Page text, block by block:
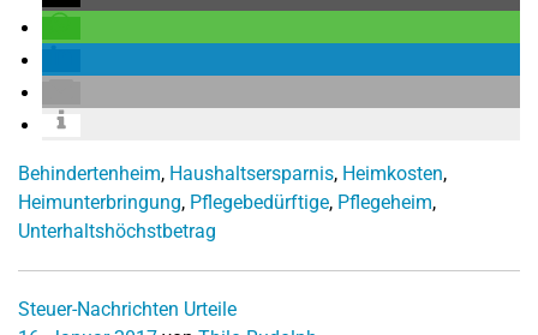
Behindertenheim, Haushaltsersparnis, Heimkosten,
Heimunterbringung, Pflegebedürftige, Pflegeheim,
Unterhaltshöchstbetrag
Steuer-Nachrichten Urteile